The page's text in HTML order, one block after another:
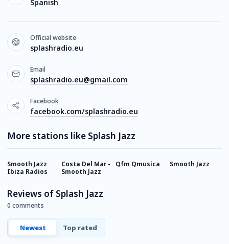
Spanish
Official website
splashradio.eu
Email
splashradio.eu@gmail.com
Facebook
facebook.com/splashradio.eu
More stations like Splash Jazz
Smooth Jazz
Ibiza Radios
Costa Del Mar -
Smooth Jazz
Qfm Qmusica Smooth Jazz
Reviews of Splash Jazz
0 comments
Newest Top rated